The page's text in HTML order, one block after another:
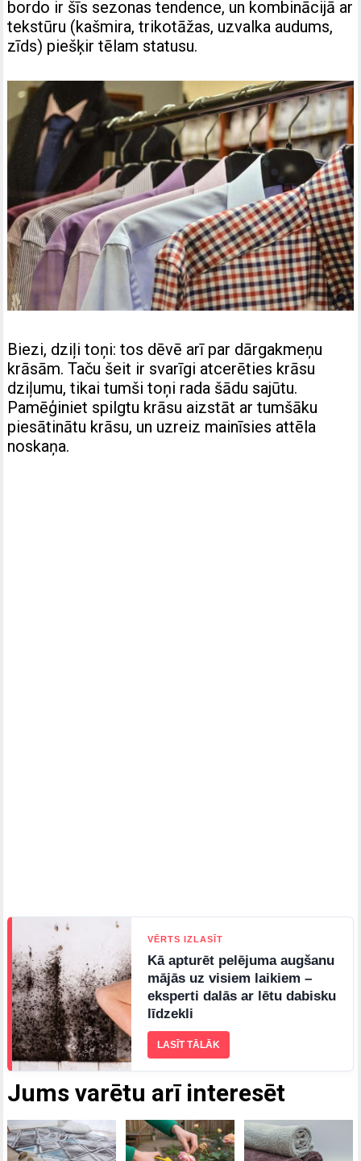
bordo ir šīs sezonas tendence, un kombinācijā ar
tekstūru (kašmira, trikotāžas, uzvalka audums,
zīds) piešķir tēlam statusu.
Biezi, dziļi toņi: tos dēvē arī par dārgakmeņu
krāsām. Taču šeit ir svarīgi atcerēties krāsu
dziļumu, tikai tumši toņi rada šādu sajūtu.
Pamēģiniet spilgtu krāsu aizstāt ar tumšāku
piesātinātu krāsu, un uzreiz mainīsies attēla
noskaņa.
Jums varētu arī interesēt
VĒRTS IZLASĪT
Kā apturēt pelējuma augšanu
mājās uz visiem laikiem –
eksperti dalās ar lētu dabisku
līdzekli
LASĪT TĀLĀK